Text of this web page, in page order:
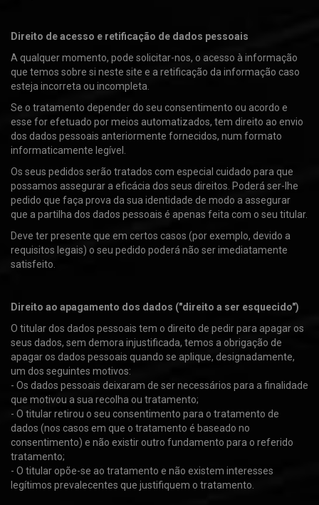
Direito de acesso e retificação de dados pessoais
A qualquer momento, pode solicitar-nos, o acesso à informação
que temos sobre si neste site e a retificação da informação caso
esteja incorreta ou incompleta.
Se o tratamento depender do seu consentimento ou acordo e
esse for efetuado por meios automatizados, tem direito ao envio
dos dados pessoais anteriormente fornecidos, num formato
informaticamente legível.
Os seus pedidos serão tratados com especial cuidado para que
possamos assegurar a eficácia dos seus direitos. Poderá ser-lhe
pedido que faça prova da sua identidade de modo a assegurar
que a partilha dos dados pessoais é apenas feita com o seu titular.
Deve ter presente que em certos casos (por exemplo, devido a
requisitos legais) o seu pedido poderá não ser imediatamente
satisfeito.
Direito ao apagamento dos dados ("direito a ser esquecido")
O titular dos dados pessoais tem o direito de pedir para apagar os
seus dados, sem demora injustificada, temos a obrigação de
apagar os dados pessoais quando se aplique, designadamente,
um dos seguintes motivos:
- Os dados pessoais deixaram de ser necessários para a finalidade
que motivou a sua recolha ou tratamento;
- O titular retirou o seu consentimento para o tratamento de
dados (nos casos em que o tratamento é baseado no
consentimento) e não existir outro fundamento para o referido
tratamento;
- O titular opõe-se ao tratamento e não existem interesses
legítimos prevalecentes que justifiquem o tratamento.